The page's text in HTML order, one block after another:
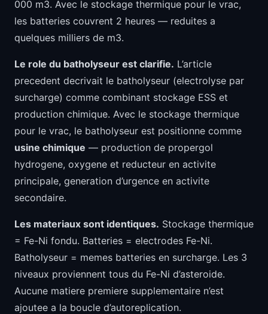
000 m3. Avec le stockage thermique pour le vrac,
les batteries couvrent 2 heures — reduites a
quelques milliers de m3.
Le role du batholyseur est clarifie. L’article
precedent decrivait le batholyseur (electrolyse par
surcharge) comme combinant stockage ESS et
production chimique. Avec le stockage thermique
pour le vrac, le batholyseur est positionne comme
usine chimique — production de propergol
hydrogene, oxygene et reducteur en activite
principale, generation d’urgence en activite
secondaire.
Les materiaux sont identiques. Stockage thermique
= Fe-Ni fondu. Batteries = electrodes Fe-Ni.
Batholyseur = memes batteries en surcharge. Les 3
niveaux proviennent tous du Fe-Ni d’asteroide.
Aucune matiere premiere supplementaire n’est
ajoutee a la boucle d’autoreplication.